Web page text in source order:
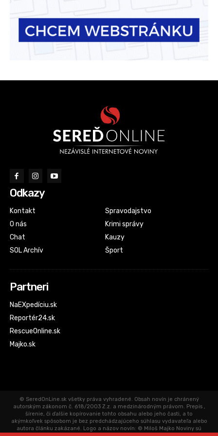
Odkazy
Kontakt
O nás
Chat
SOL Archív
Spravodajstvo
Krimi správy
Kauzy
Šport
Partneri
NaEXpedíciu.sk
Reportér24.sk
RescueOnline.sk
Majko.sk
© SeredOnLine.sk všetky práva vyhradené. Obsah novín je chránený
autorským zákonom č. 618/2003 Z.z. a medzinárodným právom. Prepis ,
šírenie, či ďalšie kopírovanie tohto obsahu alebo jeho časti, a to
akýmkoľvek spôsobom je bez predchádzajúceho súhlasu vydavateľa alebo
autora článku zakázané. Logo a názov novín: © Miloš Majko Noviny sú